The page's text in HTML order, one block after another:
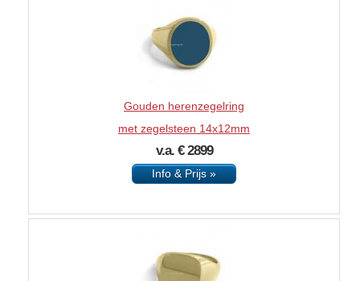
Gouden herenzegelring
met zegelsteen 14x12mm
v.a. € 2899
Info & Prijs »